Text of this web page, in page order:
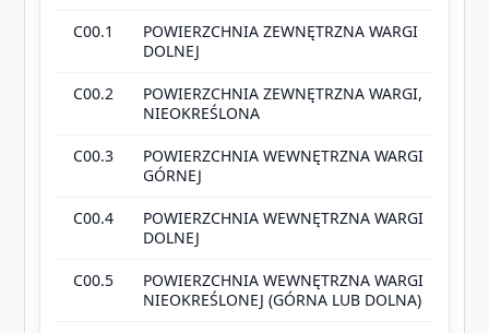
C00.1
POWIERZCHNIA ZEWNĘTRZNA WARGI
DOLNEJ
C00.2
POWIERZCHNIA ZEWNĘTRZNA WARGI,
NIEOKREŚLONA
C00.3
POWIERZCHNIA WEWNĘTRZNA WARGI
GÓRNEJ
C00.4
POWIERZCHNIA WEWNĘTRZNA WARGI
DOLNEJ
C00.5
POWIERZCHNIA WEWNĘTRZNA WARGI
NIEOKREŚLONEJ (GÓRNA LUB DOLNA)